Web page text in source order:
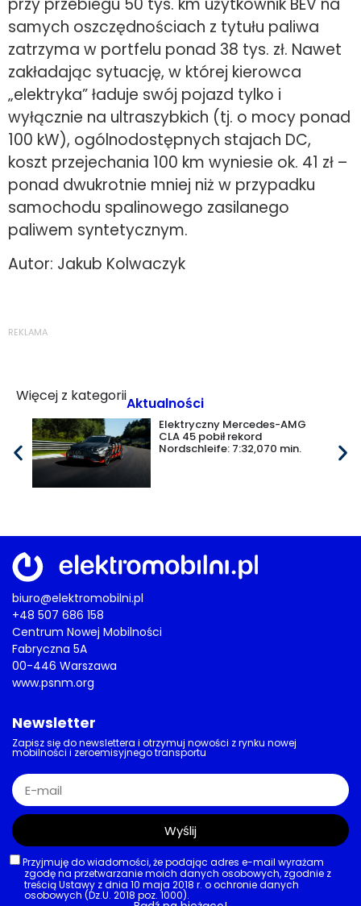
przy przebiegu 50 tys. km użytkownik BEV na
samych oszczędnościach z tytułu paliwa
zatrzyma w portfelu ponad 38 tys. zł. Nawet
zakładając sytuację, w której kierowca
„elektryka” ładuje swój pojazd tylko i
wyłącznie na ultraszybkich (tj. o mocy ponad
100 kW), ogólnodostępnych stajach DC,
koszt przejechania 100 km wyniesie ok. 41 zł –
ponad dwukrotnie mniej niż w przypadku
samochodu spalinowego zasilanego
paliwem syntetycznym.
Autor: Jakub Kolwaczyk
REKLAMA
Więcej z kategoriiAktualności
Elektryczny Mercedes-AMG
CLA 45 pobił rekord
Nordschleife: 7:32,070 min.
biuro@elektromobilni.pl
+48 507 686 158
Centrum Nowej Mobilności
Fabryczna 5A
00-446 Warszawa
www.psnm.org
Newsletter
Zapisz się do newslettera i otrzymuj nowości z rynku nowej
mobilności i zeroemisyjnego transportu
Przyjmuję do wiadomości, że podając adres e-mail wyrażam
zgodę na przetwarzanie moich danych osobowych, zgodnie z
treścią Ustawy z dnia 10 maja 2018 r. o ochronie danych
osobowych (Dz.U. 2018 poz. 1000).
Wyślij